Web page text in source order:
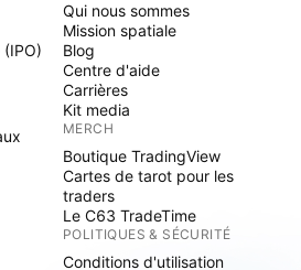
Qui nous sommes
Mission spatiale
Blog
Centre d'aide
Carrières
Kit media
MERCH
Boutique TradingView
Cartes de tarot pour les
traders
Le C63 TradeTime
POLITIQUES & SÉCURITÉ
Conditions d'utilisation